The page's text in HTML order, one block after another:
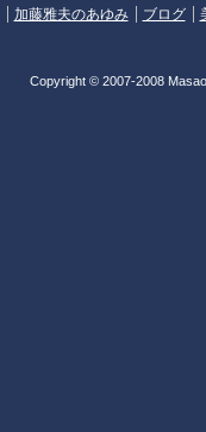
加藤雅夫のあゆみ ブログ
Copyright © 2007-2008